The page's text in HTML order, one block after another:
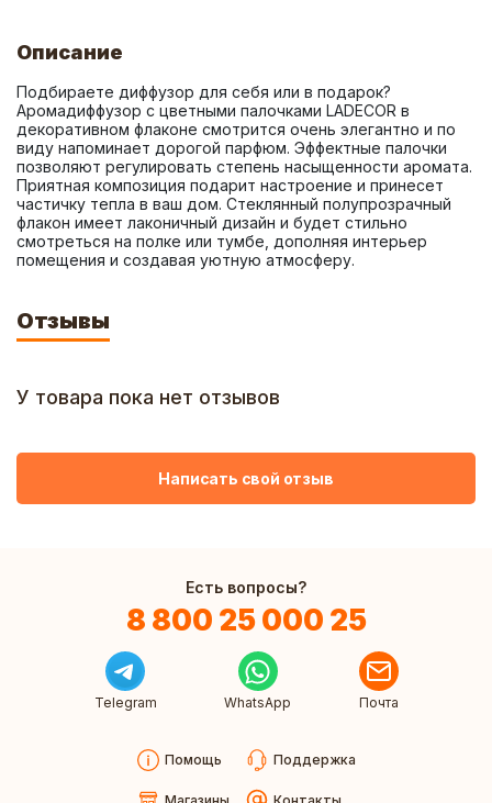
Описание
Подбираете диффузор для себя или в подарок?
Аромадиффузор с цветными палочками LADECOR в
декоративном флаконе смотрится очень элегантно и по
виду напоминает дорогой парфюм. Эффектные палочки
позволяют регулировать степень насыщенности аромата.
Приятная композиция подарит настроение и принесет
частичку тепла в ваш дом. Стеклянный полупрозрачный
флакон имеет лаконичный дизайн и будет стильно
смотреться на полке или тумбе, дополняя интерьер
помещения и создавая уютную атмосферу.
Отзывы
У товара пока нет отзывов
Написать свой отзыв
Есть вопросы?
8 800 25 000 25
Telegram WhatsApp Почта
Помощь Поддержка